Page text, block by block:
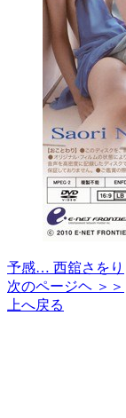
予感… 西舘さをり
次のページヘ ＞＞
上へ戻る